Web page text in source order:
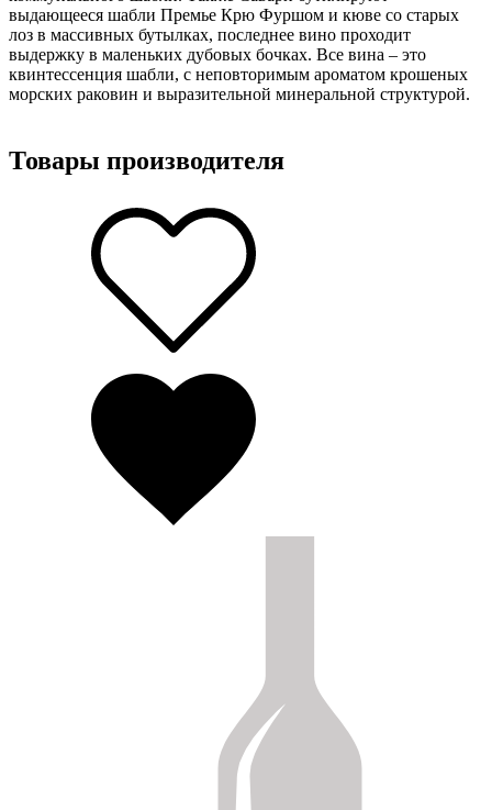
выдающееся шабли Премье Крю Фуршом и кюве со старых
лоз в массивных бутылках, последнее вино проходит
выдержку в маленьких дубовых бочках. Все вина – это
квинтессенция шабли, с неповторимым ароматом крошеных
морских раковин и выразительной минеральной структурой.
Товары производителя